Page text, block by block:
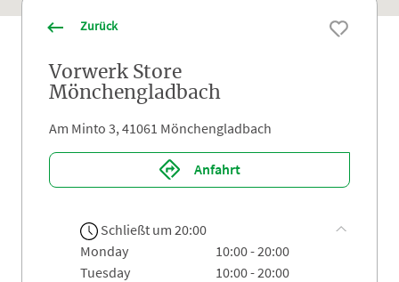
Zurück
Vorwerk Store
Mönchengladbach
Am Minto 3, 41061 Mönchengladbach
Anfahrt
Schließt um 20:00
monday
10:00 - 20:00
tuesday
10:00 - 20:00